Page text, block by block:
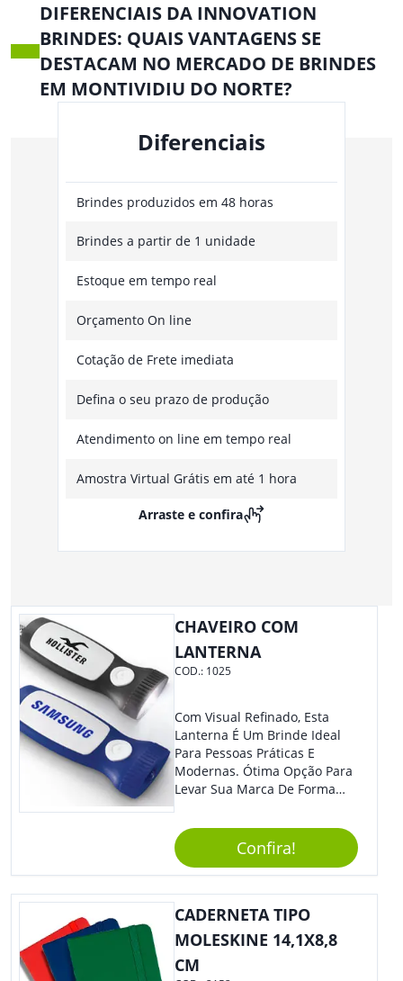
DIFERENCIAIS DA INNOVATION
BRINDES: QUAIS VANTAGENS SE
DESTACAM NO MERCADO DE BRINDES
EM MONTIVIDIU DO NORTE?
Diferenciais
Brindes produzidos em 48 horas
Brindes a partir de 1 unidade
Estoque em tempo real
Orçamento On line
Cotação de Frete imediata
Defina o seu prazo de produção
Atendimento on line em tempo real
Amostra Virtual Grátis em até 1 hora
Arraste e confira
CHAVEIRO COM
LANTERNA
COD.: 1025
Com Visual Refinado, Esta
Lanterna É Um Brinde Ideal
Para Pessoas Práticas E
Modernas. Ótima Opção Para
Levar Sua Marca De Forma
Sua Empresa Em Eventos,
Reuniões Corporativas Ou Até
Mesmo Para Presentear
Colaboradores E Parceiros De
Sua Empresa.
Confira!
CADERNETA TIPO
MOLESKINE 14,1X8,8
CM